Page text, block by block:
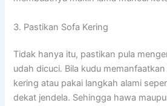
3. Pastikan Sofa Kering
Tidak hanya itu, pastikan pula
udah dicuci. Bila kudu
kering atau pakai langkah alami
dekat jendela. Sehingga hawa